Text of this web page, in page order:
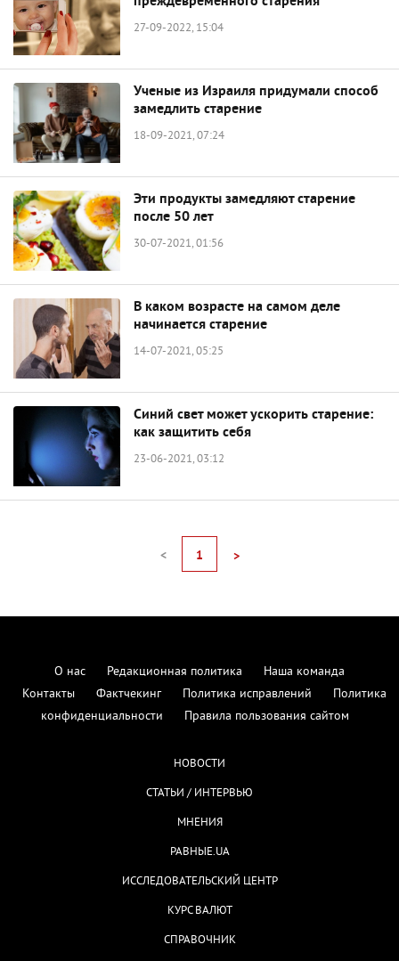
27-09-2022, 15:04
Ученые из Израиля придумали способ
замедлить старение
18-09-2021, 07:24
Эти продукты замедляют старение
после 50 лет
30-07-2021, 01:56
В каком возрасте на самом деле
начинается старение
14-07-2021, 05:25
Синий свет может ускорить старение:
как защитить себя
23-06-2021, 03:12
< 1 >
О нас Редакционная политика
Наша команда
Контакты
Фактчекинг Политика исправлений
Политика
конфиденциальности
Правила пользования сайтом
НОВОСТИ
СТАТЬИ / ИНТЕРВЬЮ
МНЕНИЯ
РАВНЫЕ.UA
ИССЛЕДОВАТЕЛЬСКИЙ ЦЕНТР
КУРС ВАЛЮТ
СПРАВОЧНИК